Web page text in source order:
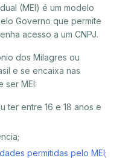
(MEI) é um modelo
Governo que permite
acesso a um CNPJ.
dos Milagres ou
e se encaixa nas
MEI:
ter entre 16 e 18 anos e
permitidas pelo MEI;